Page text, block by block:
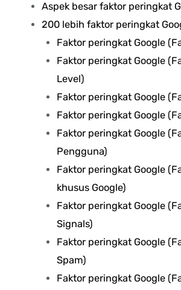
Aspek besar faktor peringkat
200 lebih faktor peringkat
Faktor peringkat Google
Faktor peringkat Google
Level)
Faktor peringkat Google
Faktor peringkat Google
Faktor peringkat Google
Pengguna)
Faktor peringkat Google
khusus Google)
Faktor peringkat Google
Signals)
Faktor peringkat Google
Spam)
Faktor peringkat Google